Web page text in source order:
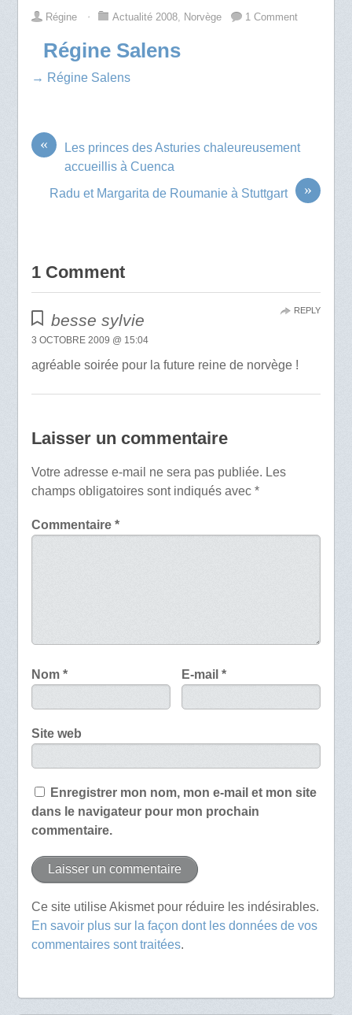
Régine ⋅ Actualité 2008, Norvège 1 Comment
Régine Salens
→ Régine Salens
«
Les princes des Asturies chaleureusement
accueillis à Cuenca
»
Radu et Margarita de Roumanie à Stuttgart
1 Comment
besse sylvie
3 OCTOBRE 2009 @ 15:04
agréable soirée pour la future reine de norvège !
REPLY
Laisser un commentaire
Votre adresse e-mail ne sera pas publiée. Les
champs obligatoires sont indiqués avec *
Commentaire *
Nom * E-mail*
Site web
Enregistrer mon nom, mon e-mail et mon site
dans le navigateur pour mon prochain
commentaire.
Ce site utilise Akismet pour réduire les indésirables.
En savoir plus sur la façon dont les données de vos
commentaires sont traitées.